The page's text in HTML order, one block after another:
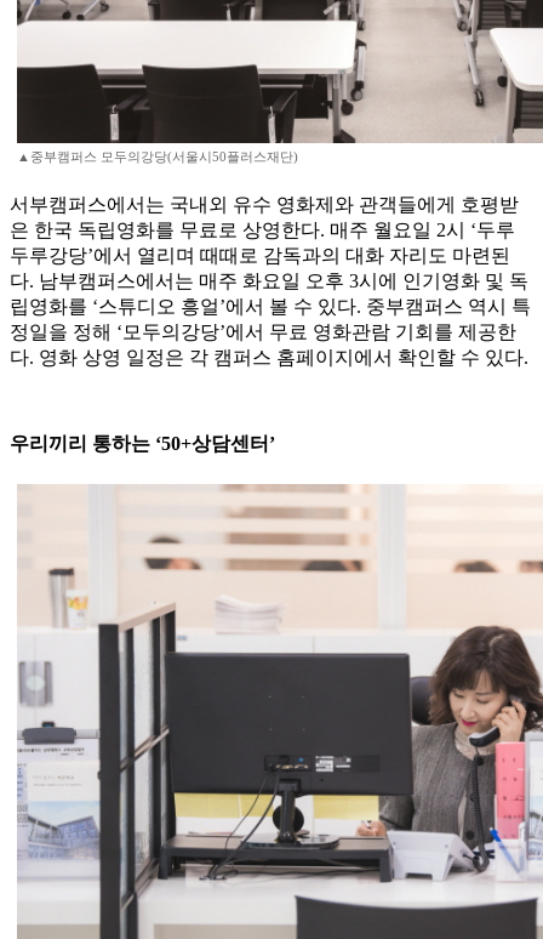
▲중부캠퍼스 모두의강당(서울시50플러스재단)
서부캠퍼스에서는 국내외 유수 영화제와 관객들에게 호평받
은 한국 독립영화를 무료로 상영한다. 매주 월요일 2시 ‘두루
두루강당’에서 열리며 때때로 감독과의 대화 자리도 마련된
다. 남부캠퍼스에서는 매주 화요일 오후 3시에 인기영화 및 독
립영화를 ‘스튜디오 흥얼’에서 볼 수 있다. 중부캠퍼스 역시 특
정일을 정해 ‘모두의강당’에서 무료 영화관람 기회를 제공한
다. 영화 상영 일정은 각 캠퍼스 홈페이지에서 확인할 수 있다.
우리끼리 통하는 ‘50+상담센터’